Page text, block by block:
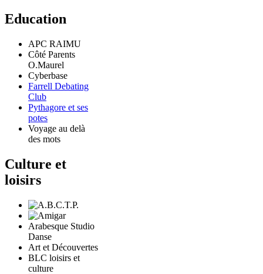
Education
APC RAIMU
Côté Parents
O.Maurel
Cyberbase
Farrell Debating
Club
Pythagore et ses
potes
Voyage au delà
des mots
Culture et
loisirs
Arabesque Studio
Danse
Art et Découvertes
BLC loisirs et
culture